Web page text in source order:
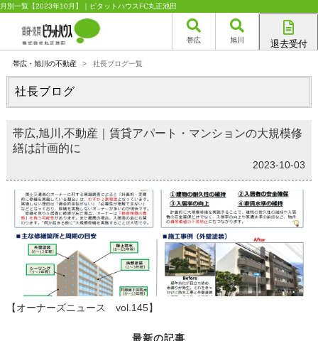
月別一覧【2023年10月】｜ピタットハウスFC丸正池田
帯広 旭川 退去受付
帯広・旭川の不動産 > 社長ブログ一覧
社長ブログ
帯広,旭川,不動産｜賃貸アパート・マンションの大規模修
繕は計画的に
2023-10-03
【オーナーズニュース vol.145】
最新の記事